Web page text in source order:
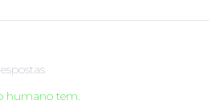
humano tem.